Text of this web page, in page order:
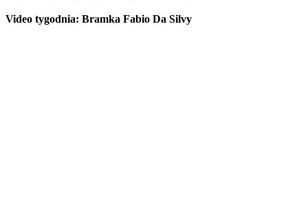
Video tygodnia: Bramka Fabio Da Silvy